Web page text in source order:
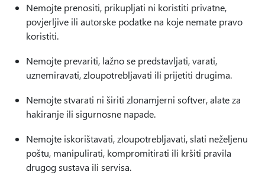
Nemojte prenositi, prikupljati ni koristiti privatne,
povjerljive ili autorske podatke na koje nemate pravo
koristiti.
Nemojte prevariti, lažno se predstavljati, varati,
uznemiravati, zloupotrebljavati ili prijetiti drugima.
Nemojte stvarati ni širiti zlonamjerni softver, alate za
hakiranje ili sigurnosne napade.
Nemojte iskorištavati, zloupotrebljavati, slati neželjenu
poštu, manipulirati, kompromitirati ili kršiti pravila
drugog sustava ili servisa.